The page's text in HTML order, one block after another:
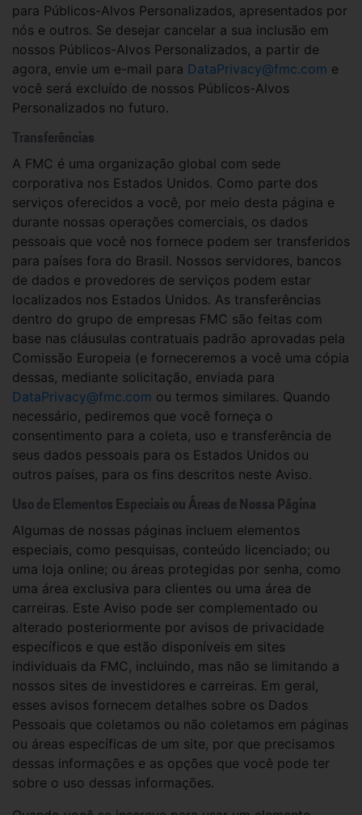
para Públicos-Alvos Personalizados, apresentados por
nós e outros. Se desejar cancelar a sua inclusão em
nossos Públicos-Alvos Personalizados, a partir de
agora, envie um e-mail para DataPrivacy@fmc.com e
você será excluído de nossos Públicos-Alvos
Personalizados no futuro.
Transferências
A FMC é uma organização global com sede
corporativa nos Estados Unidos. Como parte dos
serviços oferecidos a você, por meio desta página e
durante nossas operações comerciais, os dados
pessoais que você nos fornece podem ser transferidos
para países fora do Brasil. Nossos servidores, bancos
de dados e provedores de serviços podem estar
localizados nos Estados Unidos. As transferências
dentro do grupo de empresas FMC são feitas com
base nas cláusulas contratuais padrão aprovadas pela
Comissão Europeia (e forneceremos a você uma cópia
dessas, mediante solicitação, enviada para
DataPrivacy@fmc.com ou termos similares. Quando
necessário, pediremos que você forneça o
consentimento para a coleta, uso e transferência de
seus dados pessoais para os Estados Unidos ou
outros países, para os fins descritos neste Aviso.
Uso de Elementos Especiais ou Áreas de Nossa Página
Algumas de nossas páginas incluem elementos
especiais, como pesquisas, conteúdo licenciado; ou
uma loja online; ou áreas protegidas por senha, como
uma área exclusiva para clientes ou uma área de
carreiras. Este Aviso pode ser complementado ou
alterado posteriormente por avisos de privacidade
específicos e que estão disponíveis em sites
individuais da FMC, incluindo, mas não se limitando a
nossos sites de investidores e carreiras. Em geral,
esses avisos fornecem detalhes sobre os Dados
Pessoais que coletamos ou não coletamos em páginas
ou áreas específicas de um site, por que precisamos
dessas informações e as opções que você pode ter
sobre o uso dessas informações.